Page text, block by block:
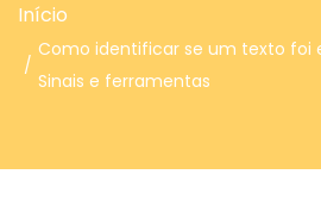
Início
Como identificar se um texto foi
Sinais e ferramentas